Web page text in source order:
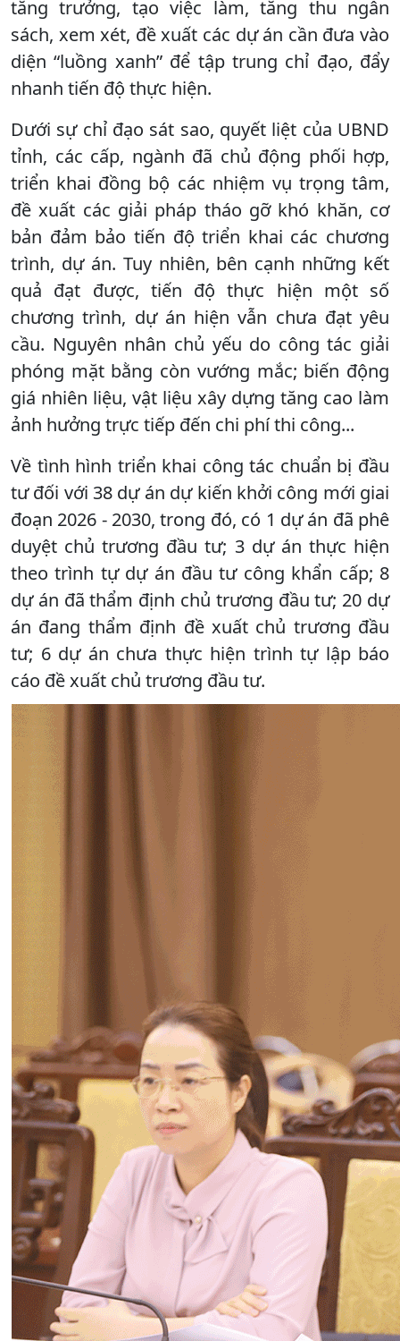
tăng trưởng, tạo việc làm, tăng thu ngân
sách, xem xét, đề xuất các dự án cần đưa vào
diện “luồng xanh” để tập trung chỉ đạo, đẩy
nhanh tiến độ thực hiện.
Dưới sự chỉ đạo sát sao, quyết liệt của UBND
tỉnh, các cấp, ngành đã chủ động phối hợp,
triển khai đồng bộ các nhiệm vụ trọng tâm,
đề xuất các giải pháp tháo gỡ khó khăn, cơ
bản đảm bảo tiến độ triển khai các chương
trình, dự án. Tuy nhiên, bên cạnh những kết
quả đạt được, tiến độ thực hiện một số
chương trình, dự án hiện vẫn chưa đạt yêu
cầu. Nguyên nhân chủ yếu do công tác giải
phóng mặt bằng còn vướng mắc; biến động
giá nhiên liệu, vật liệu xây dựng tăng cao làm
ảnh hưởng trực tiếp đến chi phí thi công...
Về tình hình triển khai công tác chuẩn bị đầu
tư đối với 38 dự án dự kiến khởi công mới giai
đoạn 2026 - 2030, trong đó, có 1 dự án đã phê
duyệt chủ trương đầu tư; 3 dự án thực hiện
theo trình tự dự án đầu tư công khẩn cấp; 8
dự án đã thẩm định chủ trương đầu tư; 20 dự
án đang thẩm định đề xuất chủ trương đầu
tư; 6 dự án chưa thực hiện trình tự lập báo
cáo đề xuất chủ trương đầu tư.